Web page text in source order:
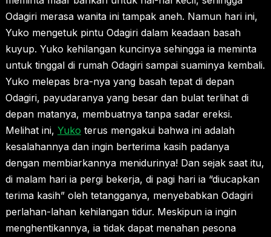
Odagiri merasa wanita ini tampak aneh. Namun hari ini,
Yuko mengetuk pintu Odagiri dalam keadaan basah
kuyup. Yuko kehilangan kuncinya sehingga ia meminta
untuk tinggal di rumah Odagiri sampai suaminya kembali.
Yuko melepas bra-nya yang basah tepat di depan
Odagiri, payudaranya yang besar dan bulat terlihat di
depan matanya, membuatnya tanpa sadar ereksi.
Melihat ini, Yuko terus mengakui bahwa ini adalah
kesalahannya dan ingin berterima kasih padanya
dengan membiarkannya menidurinya! Dan sejak saat itu,
di malam hari ia pergi bekerja, di pagi hari ia “diucapkan
terima kasih” oleh tetangganya, menyebabkan Odagiri
perlahan-lahan kehilangan tidur. Meskipun ia ingin
menghentikannya, ia tidak dapat menahan pesona